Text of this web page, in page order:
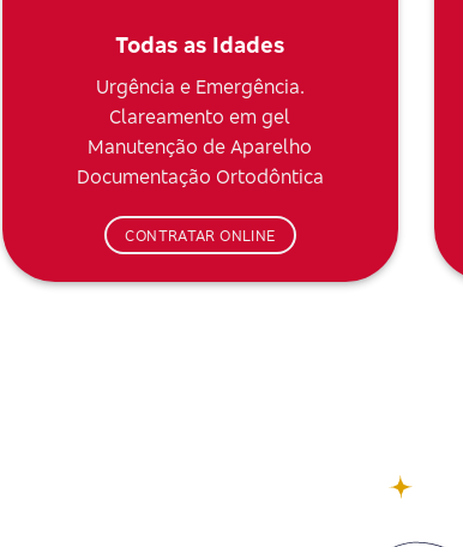
Todas as Idades
Urgência e Emergência.
Clareamento em gel
Manutenção de Aparelho
Documentação Ortodôntica
CONTRATAR ONLINE